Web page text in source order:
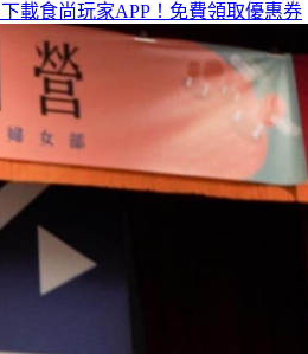
下載食尚玩家APP！免費領取優惠券